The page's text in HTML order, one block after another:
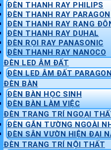
ĐÈN THANH RAY PHILIPS
ĐÈN THANH RAY PARAGON
ĐÈN THANH RAY RẠNG
ĐÈN THANH RAY DUHAL
ĐÈN RỌI RAY PANASONIC
ĐÈN THANH RAY NANOCO
ĐÈN LED ÂM ĐẤT
ĐÈN LED ÂM ĐẤT
ĐÈN BÀN
ĐÈN BÀN HỌC SINH
ĐÈN BÀN LÀM VIỆC
ĐÈN TRANG TRÍ NGOẠI
ĐÈN GẮN TƯỜNG NGOÀI
ĐÈN SÂN VƯỜN HIỆN ĐẠI
ĐÈN TRANG TRÍ NỘI THẤT